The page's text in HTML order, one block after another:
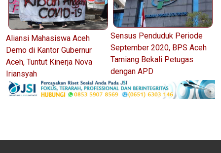
Aliansi Mahasiswa Aceh
Demo di Kantor Gubernur
Aceh, Tuntut Kinerja Nova
Iriansyah
Sensus Penduduk Periode
September 2020, BPS Aceh
Tamiang Bekali Petugas
dengan APD